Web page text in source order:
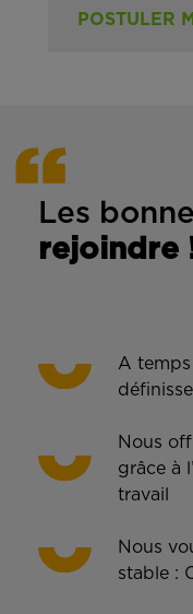
POSTULER
Les
rejoindre
A
Nous
grâce à
travail
Nous
stable :